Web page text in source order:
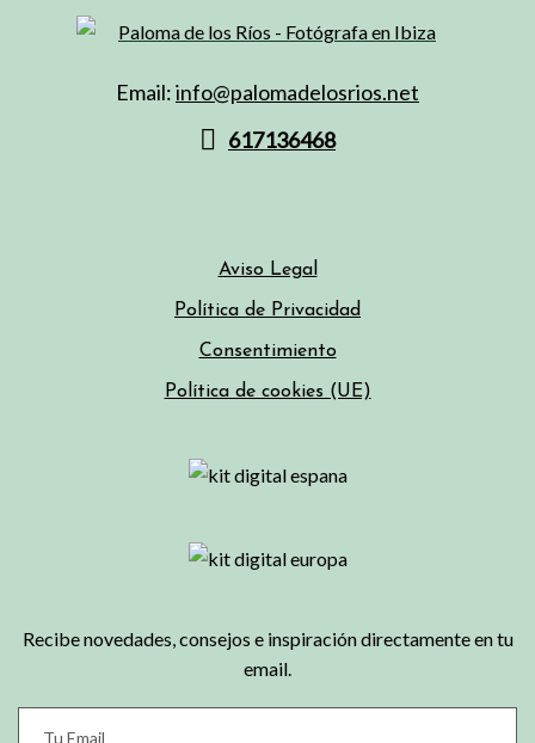
Email:info@palomadelosrios.net
617136468
Aviso Legal
Política de Privacidad
Consentimiento
Política de cookies (UE)
Recibe novedades, consejos e inspiración directamente en tu
email.